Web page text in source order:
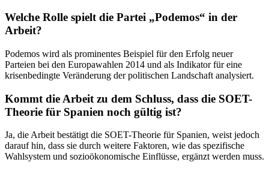
Welche Rolle spielt die Partei „Podemos“ in der
Arbeit?
Podemos wird als prominentes Beispiel für den Erfolg neuer
Parteien bei den Europawahlen 2014 und als Indikator für eine
krisenbedingte Veränderung der politischen Landschaft analysiert.
Kommt die Arbeit zu dem Schluss, dass die SOET-
Theorie für Spanien noch gültig ist?
Ja, die Arbeit bestätigt die SOET-Theorie für Spanien, weist jedoch
darauf hin, dass sie durch weitere Faktoren, wie das spezifische
Wahlsystem und sozioökonomische Einflüsse, ergänzt werden muss.